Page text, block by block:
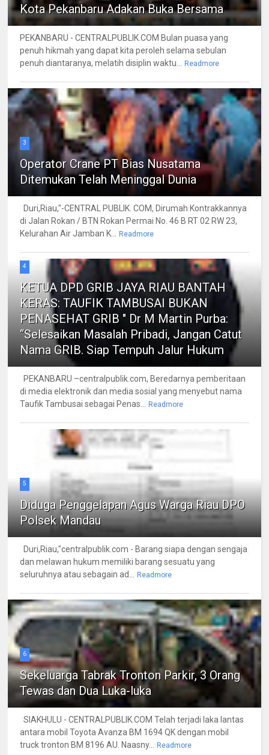
Kota Pekanbaru Adakan Buka Bersama
PEKANBARU - CENTRALPUBLIK.COM Bulan puasa yang
penuh hikmah yang dapat kita peroleh selama sebulan
penuh diantaranya, melatih disiplin waktu...
Readmore
3
Operator Crane PT Bias Nusatama
Ditemukan Telah Meninggal Dunia
Duri,Riau,"-CENTRAL PUBLIK. COM, Dirumah Kontrakkannya
di Jalan Rokan / BTN Rokan Permai No. 46 B RT 02 RW 23,
Kelurahan Air Jamban K...
Readmore
4
KETUA DPD GRIB JAYA RIAU BANTAH
KERAS: TAUFIK TAMBUSAI BUKAN
PENASEHAT GRIB " Dr M Martin Purba:
“Selesaikan Masalah Pribadi, Jangan Catut
Nama GRIB. Siap Tempuh Jalur Hukum
PEKANBARU –centralpublik.com, Beredarnya pemberitaan
di media elektronik dan media sosial yang menyebut nama
Taufik Tambusai sebagai Penas...
Readmore
5
Diduga Penggelapan Agus Warga Riau DPO
Polsek Mandau
Duri,Riau,"centralpublik.com - Barang siapa dengan sengaja
dan melawan hukum memiliki barang sesuatu yang
seluruhnya atau sebagain ad...
Readmore
6
Sekeluarga Tabrak Tronton Parkir, 3 Orang
Tewas dan Dua Luka-luka
SIAKHULU - CENTRALPUBLIK.COM Telah terjadi laka lantas
antara mobil Toyota Avanza BM 1694 QK dengan mobil
truck tronton BM 8196 AU. Naasny...
Readmore